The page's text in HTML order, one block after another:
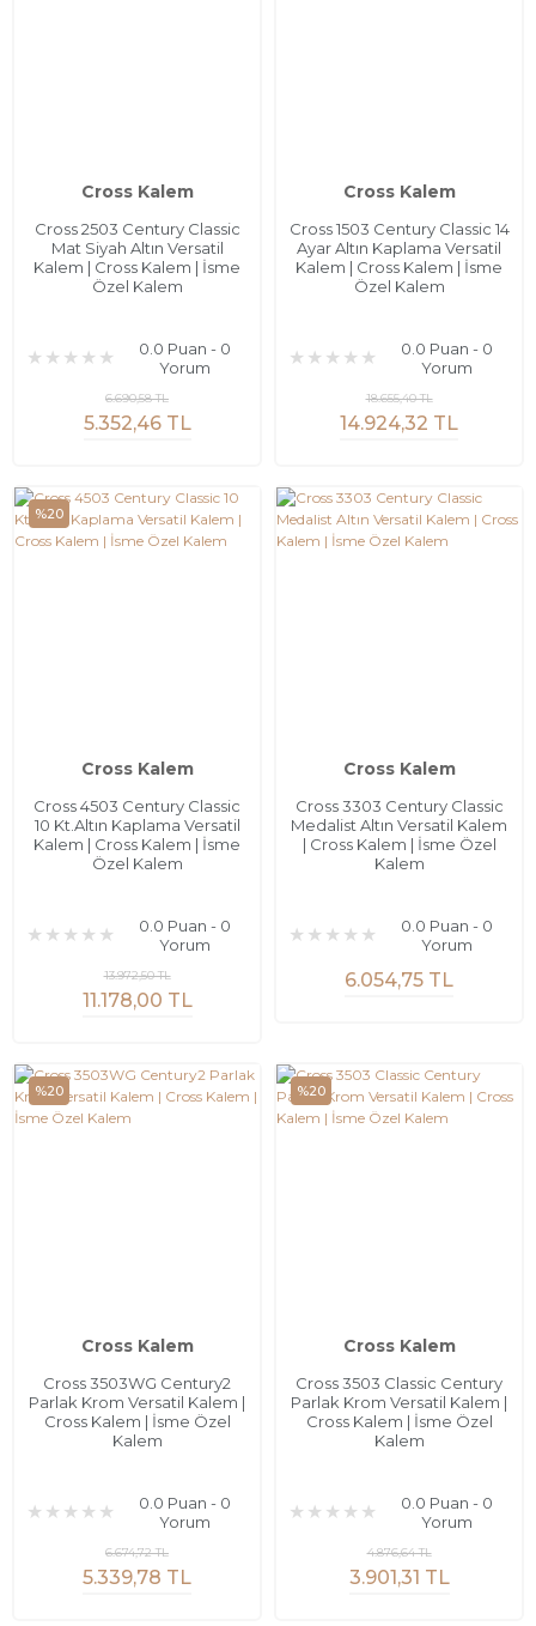
Cross Kalem
Cross 2503 Century Classic
Mat Siyah Altın Versatil
Kalem | Cross Kalem | İsme
Özel Kalem
0.0 Puan - 0
Yorum
5.352,46 TL
6.690,58 TL
Cross Kalem
Cross 1503 Century Classic 14
Ayar Altın Kaplama Versatil
Kalem | Cross Kalem | İsme
Özel Kalem
0.0 Puan - 0
Yorum
14.924,32 TL
18.655,40 TL
%20
Cross Kalem
Cross 4503 Century Classic
10 Kt.Altın Kaplama Versatil
Kalem | Cross Kalem | İsme
Özel Kalem
0.0 Puan - 0
Yorum
11.178,00 TL
13.972,50 TL
Cross Kalem
Cross 3303 Century Classic
Medalist Altın Versatil Kalem
| Cross Kalem | İsme Özel
Kalem
0.0 Puan - 0
Yorum
6.054,75 TL
%20
Cross Kalem
Cross 3503WG Century2
Parlak Krom Versatil Kalem |
Cross Kalem | İsme Özel
Kalem
0.0 Puan - 0
Yorum
5.339,78 TL
6.674,72 TL
%20
Cross Kalem
Cross 3503 Classic Century
Parlak Krom Versatil Kalem |
Cross Kalem | İsme Özel
Kalem
0.0 Puan - 0
Yorum
3.901,31 TL
4.876,64 TL